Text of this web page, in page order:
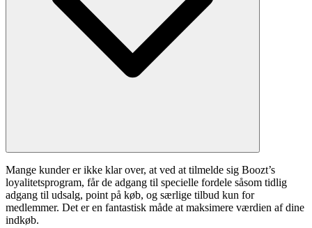
Mange kunder er ikke klar over, at ved at tilmelde sig Boozt’s
loyalitetsprogram, får de adgang til specielle fordele såsom tidlig
adgang til udsalg, point på køb, og særlige tilbud kun for
medlemmer. Det er en fantastisk måde at maksimere værdien af dine
indkøb.